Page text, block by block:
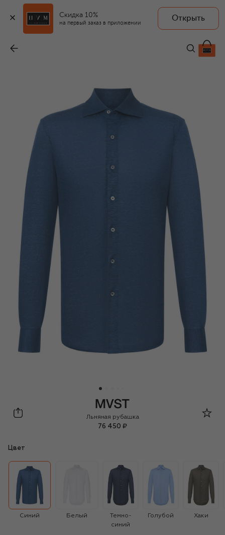
Скидка 10%
на первый заказ в приложении
Открыть
76 450 ₽
MVST
Льняная рубашка
76 450 ₽
Цвет
Синий Белый
Темно-
синий
Голубой Хаки